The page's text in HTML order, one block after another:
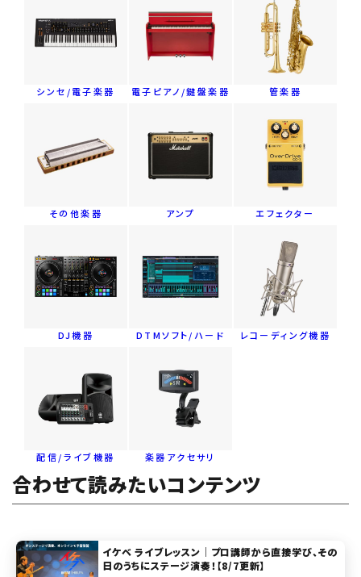
シンセ/電子楽器 電子ピアノ/鍵盤楽器 管楽器
その他楽器 アンプ エフェクター
DJ機器 DTMソフト/ハード レコーディング機器
配信/ライブ機器 楽器アクセサリ
合わせて読みたいコンテンツ
イケベ ライブレッスン｜プロ講師から直接学び、その
日のうちにステージ演奏！【8/7更新】